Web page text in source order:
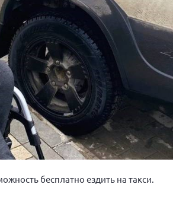
бесплатно ездить на такси.